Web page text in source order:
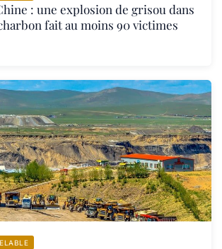
: une explosion de grisou dans
fait au moins 90 victimes